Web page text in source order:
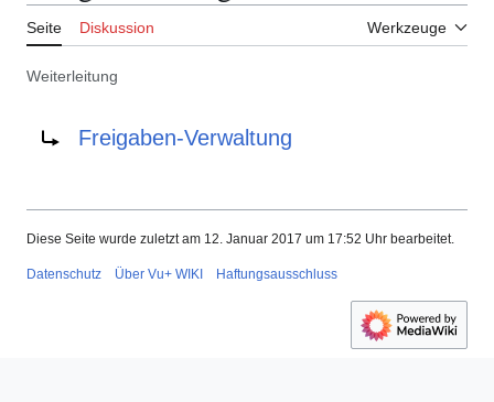
Seite Diskussion Werkzeuge
Weiterleitung
Freigaben-Verwaltung
Diese Seite wurde zuletzt am 12. Januar 2017 um 17:52 Uhr bearbeitet.
Datenschutz Über Vu+ WIKI Haftungsausschluss